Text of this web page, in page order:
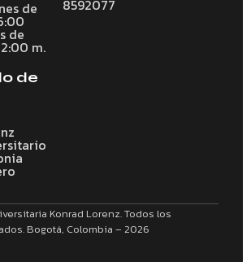
de
de
m.
8592077
de
Konrad Lorenz. Todos los
Bogotá, Colombia – 2026